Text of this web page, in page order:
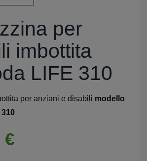
per
imbottita
LIFE 310
per anziani e disabili modello
€